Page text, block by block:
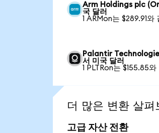
Arm Holdings plc
국 달러
1 ARMon는 $289.91와
Palantir
서 미국 달러
1 PLTRon는 $155.85와
더 많은 변환 살펴
고급 자산 전환